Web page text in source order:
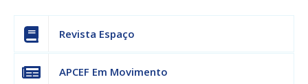
Revista Espaço
APCEF Em Movimento